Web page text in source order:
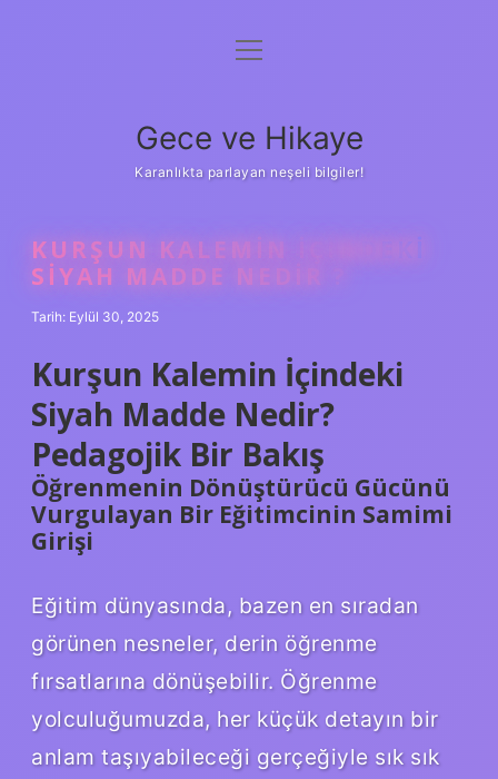
Anasayfa
Yasal Uyarı
menüyü
Gece ve Hikaye
Karanlıkta parlayan neşeli bilgiler!
KURŞUN KALEMIN IÇINDEKI
SIYAH MADDE NEDIR ?
Tarih: Eylül 30, 2025
Kurşun Kalemin İçindeki
Siyah Madde Nedir?
Pedagojik Bir Bakış
Öğrenmenin Dönüştürücü Gücünü
Vurgulayan Bir Eğitimcinin Samimi
Girişi
Eğitim dünyasında, bazen en sıradan
görünen nesneler, derin öğrenme
fırsatlarına dönüşebilir. Öğrenme
yolculuğumuzda, her küçük detayın bir
anlam taşıyabileceği gerçeğiyle sık sık